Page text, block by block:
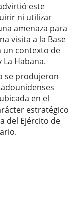
este
ni utilizar
amenaza para
visita a la Base
un contexto de
Habana.
se produjeron
en el
estratégico
del Ejército de